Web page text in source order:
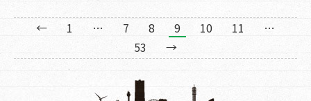
← 1 … 7 8 9 10 11
…
53
→